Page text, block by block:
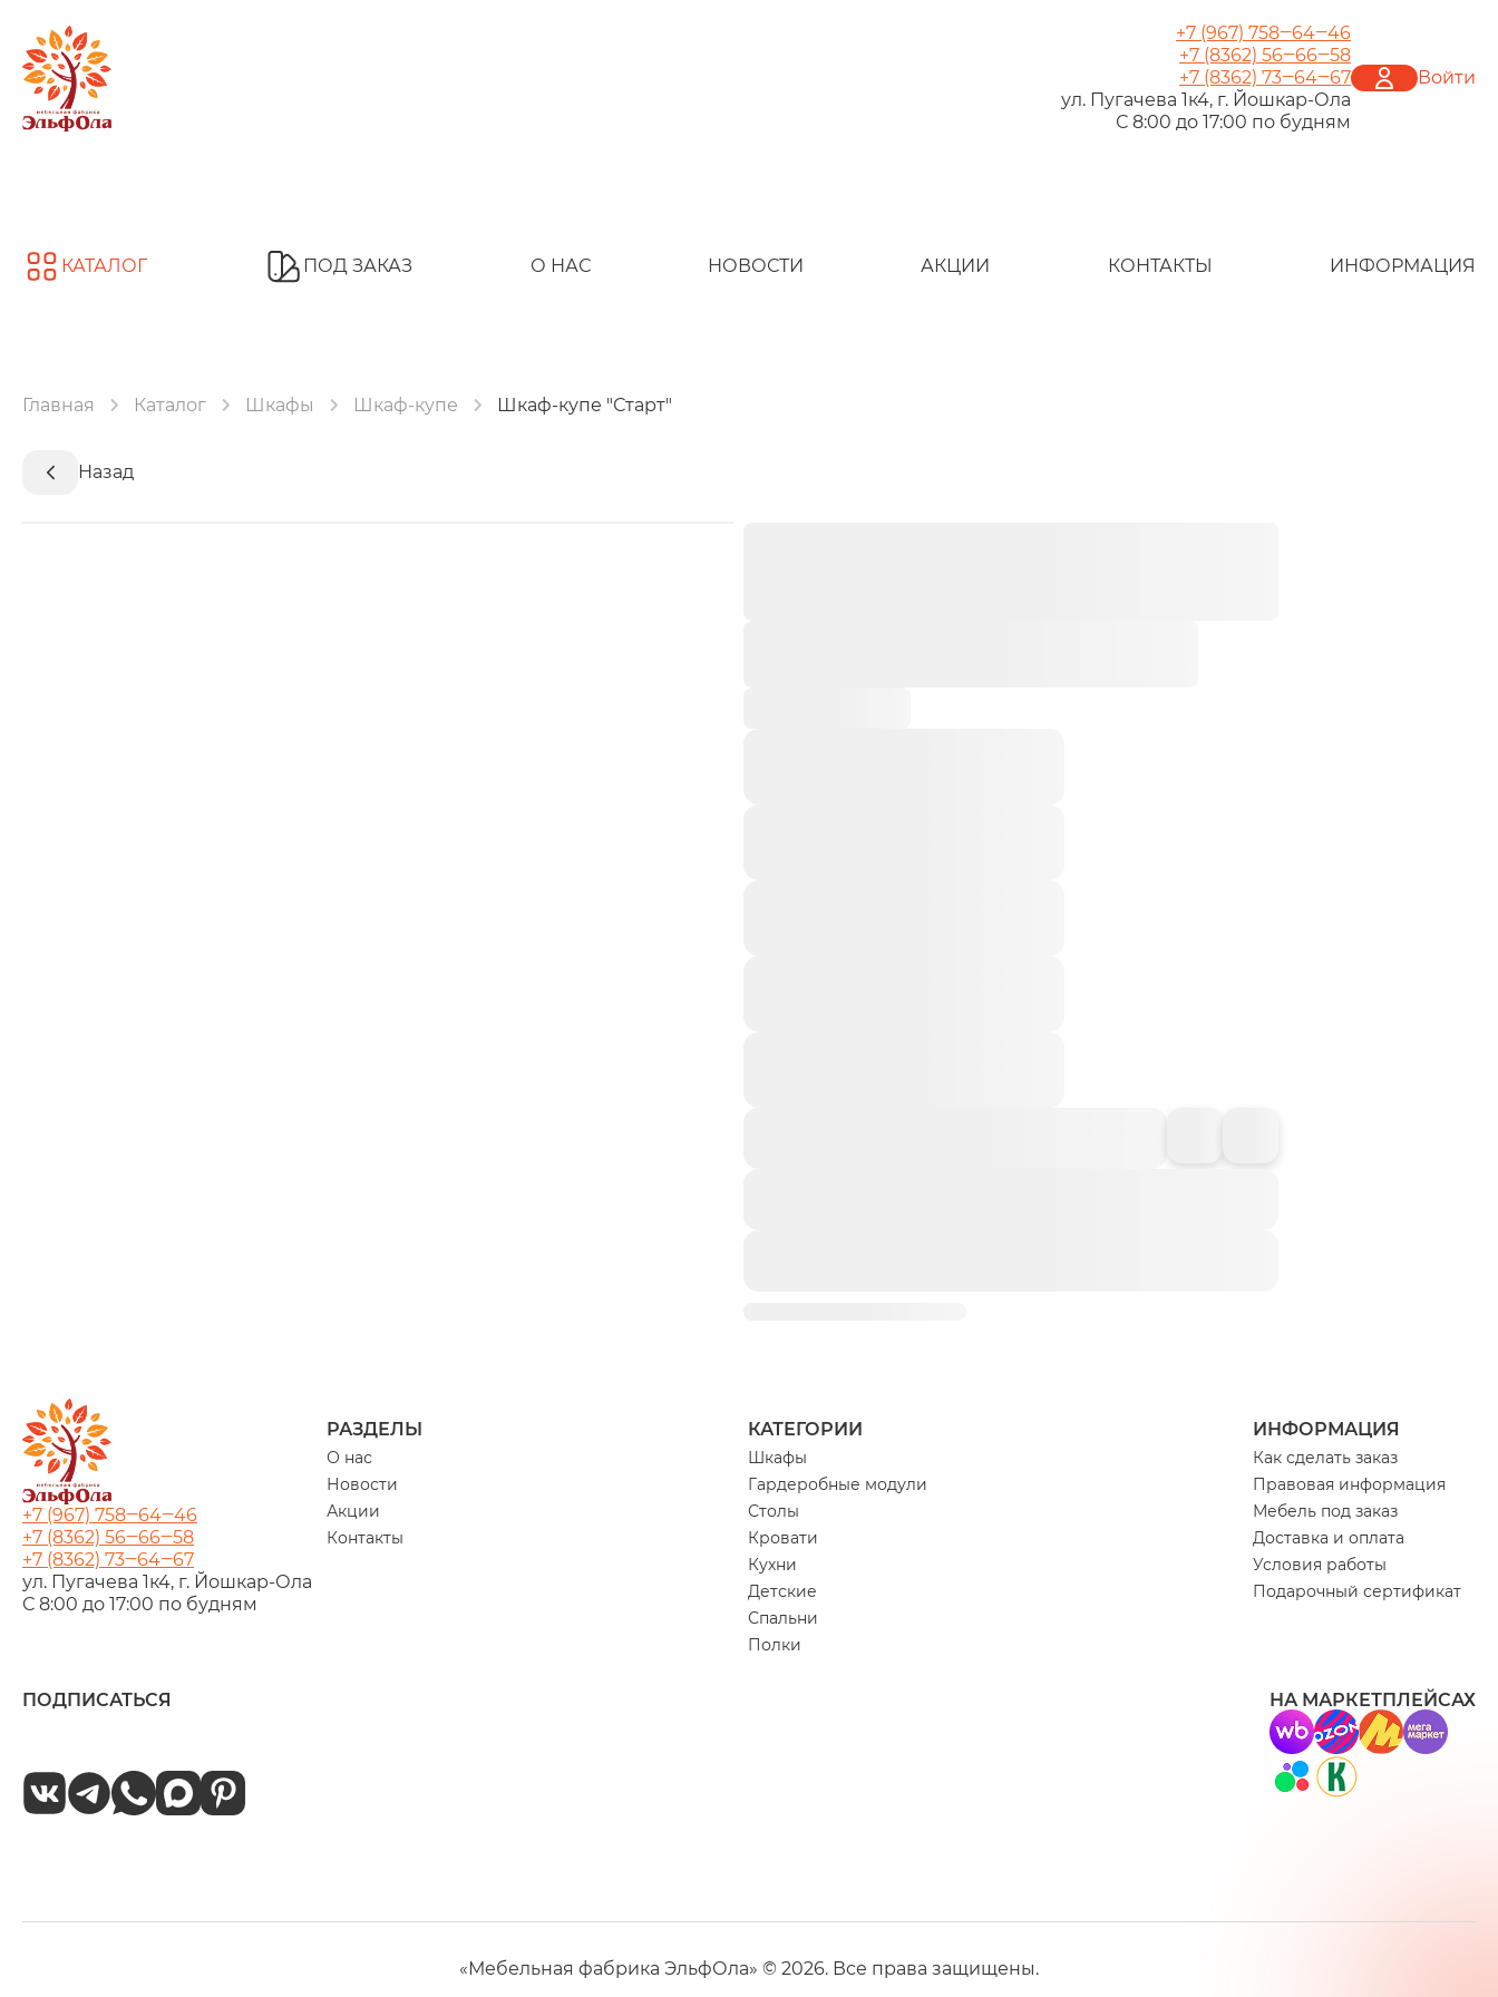
+7 (967) 758‒64‒46
+7 (8362) 56‒66‒58
+7 (8362) 73‒64‒67
ул. Пугачева 1к4, г. Йошкар‑Ола
С 8:00 до 17:00 по будням
Войти
КАТАЛОГ
Столы
Спальни
ПОД ЗАКАЗ О НАС НОВОСТИ АКЦИИ КОНТАКТЫ ИНФОРМАЦИЯ
Главная Каталог Шкафы Шкаф-купе Шкаф-купе "Старт"
Назад
+7 (967) 758‒64‒46
+7 (8362) 56‒66‒58
+7 (8362) 73‒64‒67
ул. Пугачева 1к4, г. Йошкар‑Ола
С 8:00 до 17:00 по будням
РАЗДЕЛЫ
О нас
Новости
Акции
Контакты
КАТЕГОРИИ
Шкафы
Гардеробные модули
Столы
Кровати
Кухни
Детские
Спальни
Полки
ИНФОРМАЦИЯ
Как сделать заказ
Правовая информация
Мебель под заказ
Доставка и оплата
Условия работы
Подарочный сертификат
ПОДПИСАТЬСЯ НА МАРКЕТПЛЕЙСАХ
«Мебельная фабрика ЭльфОла» © 2026. Все права защищены.